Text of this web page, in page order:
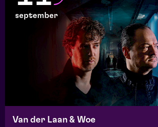
september
Van der Laan & Woe